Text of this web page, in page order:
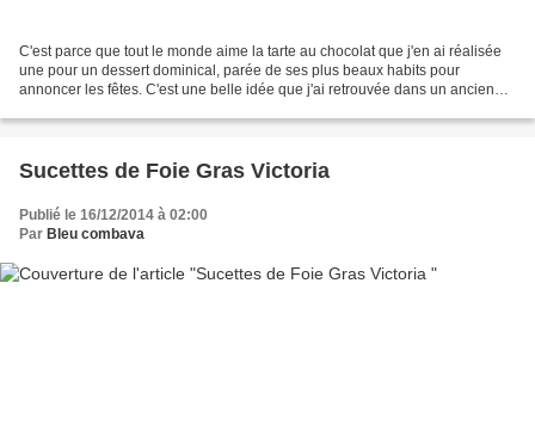
C'est parce que tout le monde aime la tarte au chocolat que j'en ai réalisée
une pour un dessert dominical, parée de ses plus beaux habits pour
annoncer les fêtes. C'est une belle idée que j'ai retrouvée dans un ancien
Sucettes de Foie Gras Victoria
Publié le 16/12/2014 à 02:00
Par Bleu combava